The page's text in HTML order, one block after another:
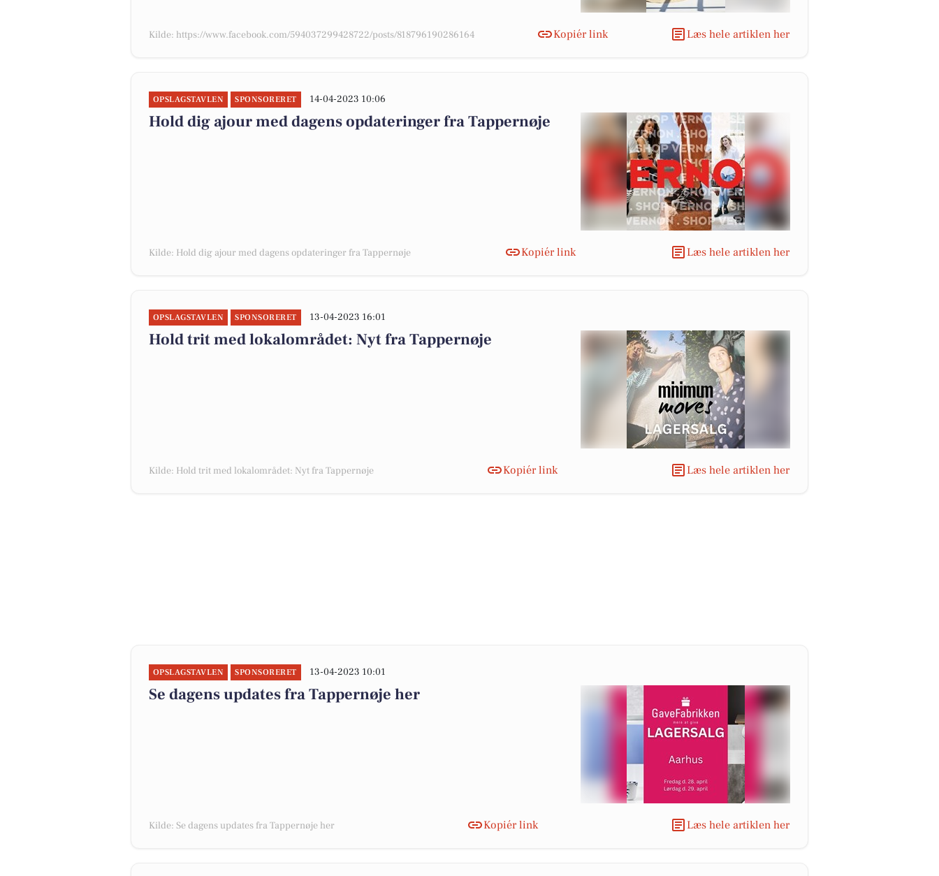
Kilde: https://www.facebook.com/594037299428722/posts/818796190286164 Kopiér link Læs hele artiklen her
OPSLAGSTAVLEN SPONSORERET 14-04-2023 10:06
Hold dig ajour med dagens opdateringer fra Tappernøje
Kilde: Hold dig ajour med dagens opdateringer fra Tappernøje Kopiér link Læs hele artiklen her
OPSLAGSTAVLEN SPONSORERET 13-04-2023 16:01
Hold trit med lokalområdet: Nyt fra Tappernøje
Kilde: Hold trit med lokalområdet: Nyt fra Tappernøje Kopiér link Læs hele artiklen her
OPSLAGSTAVLEN SPONSORERET 13-04-2023 10:01
Se dagens updates fra Tappernøje her
Kilde: Se dagens updates fra Tappernøje her Kopiér link Læs hele artiklen her